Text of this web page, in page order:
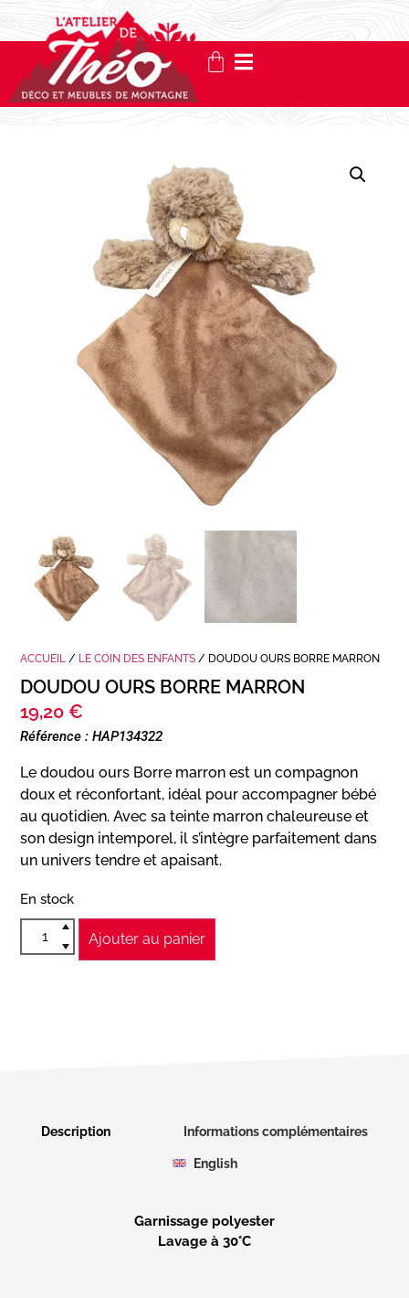
ACCUEIL / LE COIN DES ENFANTS / DOUDOU OURS BORRE MARRON
DOUDOU OURS BORRE MARRON
19,20 €
Référence : HAP134322
Le doudou ours Borre marron est un compagnon
doux et réconfortant, idéal pour accompagner bébé
au quotidien. Avec sa teinte marron chaleureuse et
son design intemporel, il s’intègre parfaitement dans
un univers tendre et apaisant.
En stock
Ajouter au panier
Description Informations complémentaires
English
Garnissage polyester
Lavage à 30°C